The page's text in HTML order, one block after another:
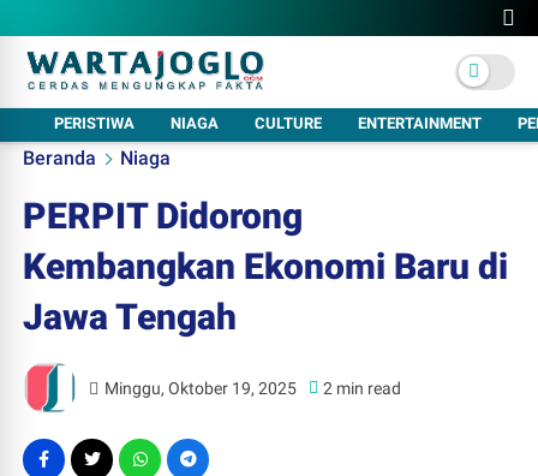
PERISTIWA NIAGA CULTURE ENTERTAINMENT
Beranda Niaga
PERPIT Didorong
Kembangkan Ekonomi Baru di
Jawa Tengah
Minggu, Oktober 19, 2025 2 min read